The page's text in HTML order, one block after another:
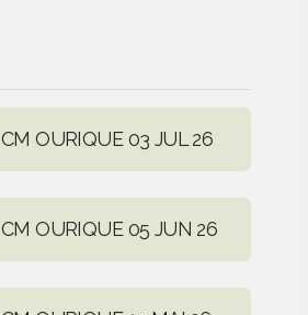
CM OURIQUE 03 JUL 26
CM OURIQUE 05 JUN 26